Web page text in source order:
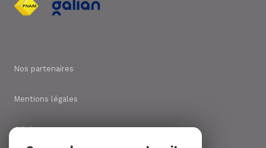
Nos partenaires
Mentions légales
Admin